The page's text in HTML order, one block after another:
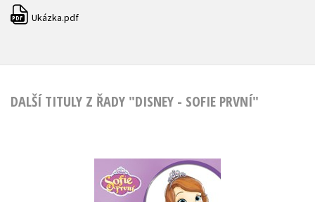
PDF Ukázka.pdf
DALŠÍ TITULY Z ŘADY "DISNEY - SOFIE PRVNÍ"
Sofie první -
Pohádky z